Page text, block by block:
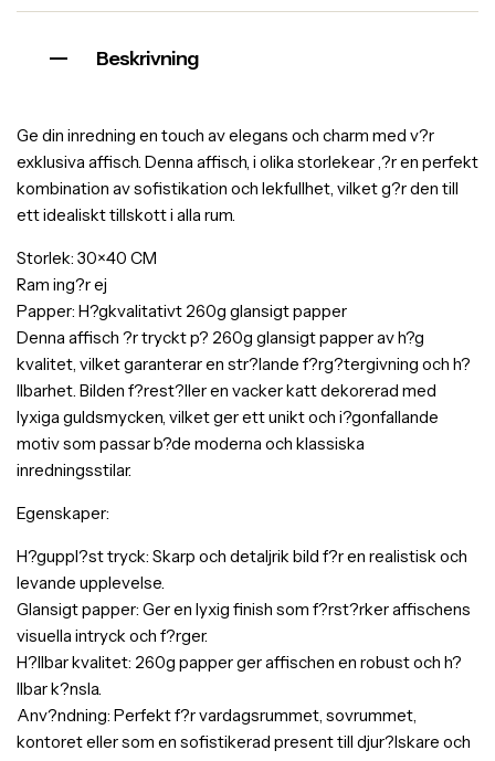
Beskrivning
Ge din inredning en touch av elegans och charm med v?r
exklusiva affisch. Denna affisch, i olika storlekear ,?r en perfekt
kombination av sofistikation och lekfullhet, vilket g?r den till
ett idealiskt tillskott i alla rum.
Storlek: 30×40 CM
Ram ing?r ej
Papper: H?gkvalitativt 260g glansigt papper
Denna affisch ?r tryckt p? 260g glansigt papper av h?g
kvalitet, vilket garanterar en str?lande f?rg?tergivning och h?
llbarhet. Bilden f?rest?ller en vacker katt dekorerad med
lyxiga guldsmycken, vilket ger ett unikt och i?gonfallande
motiv som passar b?de moderna och klassiska
inredningsstilar.
Egenskaper:
H?guppl?st tryck: Skarp och detaljrik bild f?r en realistisk och
levande upplevelse.
Glansigt papper: Ger en lyxig finish som f?rst?rker affischens
visuella intryck och f?rger.
H?llbar kvalitet: 260g papper ger affischen en robust och h?
llbar k?nsla.
Anv?ndning: Perfekt f?r vardagsrummet, sovrummet,
kontoret eller som en sofistikerad present till djur?lskare och